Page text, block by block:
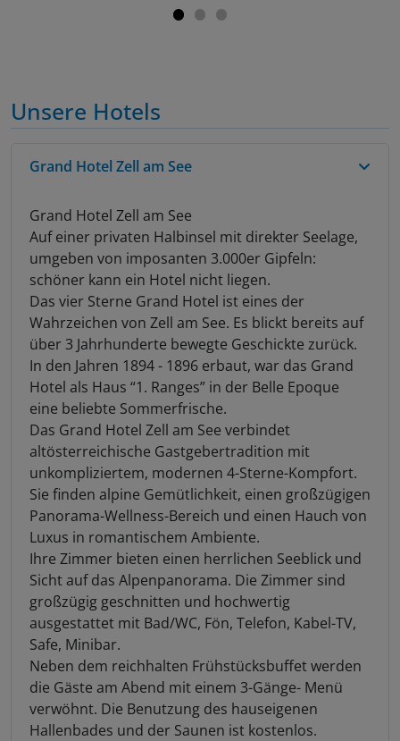
Unsere Hotels
Grand Hotel Zell am See
Grand Hotel Zell am See
Auf einer privaten Halbinsel mit direkter Seelage,
umgeben von imposanten 3.000er Gipfeln:
schöner kann ein Hotel nicht liegen.
Das vier Sterne Grand Hotel ist eines der
Wahrzeichen von Zell am See. Es blickt bereits auf
über 3 Jahrhunderte bewegte Geschickte zurück.
In den Jahren 1894 - 1896 erbaut, war das Grand
Hotel als Haus “1. Ranges” in der Belle Epoque
eine beliebte Sommerfrische.
Das Grand Hotel Zell am See verbindet
altösterreichische Gastgebertradition mit
unkompliziertem, modernen 4-Sterne-Kompfort.
Sie finden alpine Gemütlichkeit, einen großzügigen
Panorama-Wellness-Bereich und einen Hauch von
Luxus in romantischem Ambiente.
Ihre Zimmer bieten einen herrlichen Seeblick und
Sicht auf das Alpenpanorama. Die Zimmer sind
großzügig geschnitten und hochwertig
ausgestattet mit Bad/WC, Fön, Telefon, Kabel-TV,
Safe, Minibar.
Neben dem reichhalten Frühstücksbuffet werden
die Gäste am Abend mit einem 3-Gänge- Menü
verwöhnt. Die Benutzung des hauseigenen
Hallenbades und der Saunen ist kostenlos.